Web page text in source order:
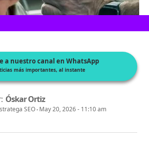
Escucha el artículo
a nuestro canal en WhatsApp
más importantes, al instante
Óskar Ortiz
SEO May 20, 2026 - 11:10 am